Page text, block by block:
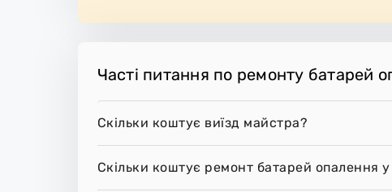
Часті питання по ремонту батарей
Скільки коштує виїзд майстра?
Скільки коштує ремонт батарей опалення у